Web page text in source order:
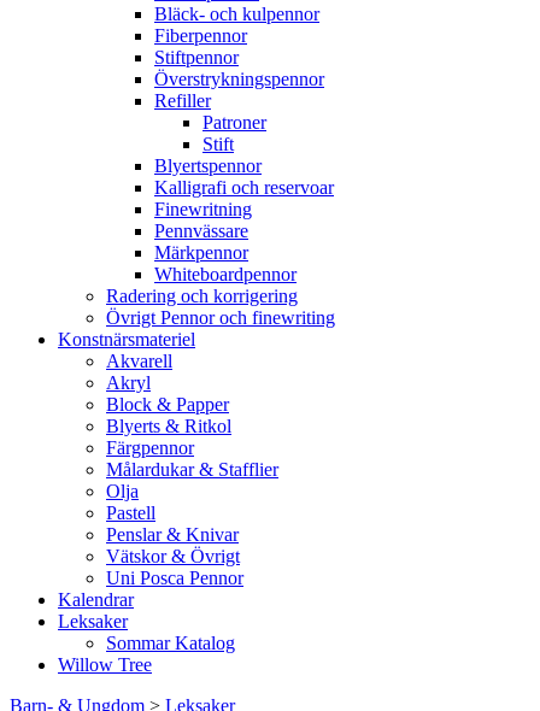
Bläck- och kulpennor
Fiberpennor
Stiftpennor
Överstrykningspennor
Refiller
Patroner
Stift
Blyertspennor
Kalligrafi och reservoar
Finewritning
Pennvässare
Märkpennor
Whiteboardpennor
Radering och korrigering
Övrigt Pennor och finewriting
Konstnärsmateriel
Akvarell
Akryl
Block & Papper
Blyerts & Ritkol
Färgpennor
Målardukar & Stafflier
Olja
Pastell
Penslar & Knivar
Vätskor & Övrigt
Uni Posca Pennor
Kalendrar
Leksaker
Sommar Katalog
Willow Tree
Barn- & Ungdom > Leksaker